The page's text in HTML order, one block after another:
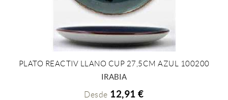
+ INFO
PLATO REACTIV LLANO CUP 27,5CM AZUL 100200
IRABIA
Desde 12,91 €